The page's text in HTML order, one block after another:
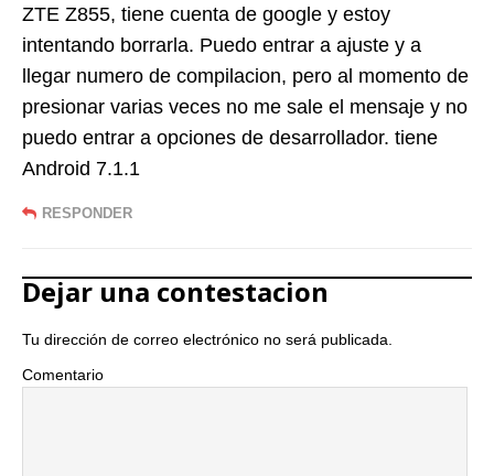
ZTE Z855, tiene cuenta de google y estoy
intentando borrarla. Puedo entrar a ajuste y a
llegar numero de compilacion, pero al momento de
presionar varias veces no me sale el mensaje y no
puedo entrar a opciones de desarrollador. tiene
Android 7.1.1
RESPONDER
Dejar una contestacion
Tu dirección de correo electrónico no será publicada.
Comentario